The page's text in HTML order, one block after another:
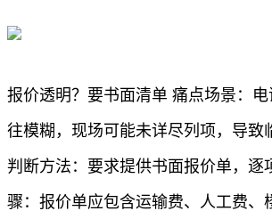
报价透明？要书面清单 痛点场景：
往模糊，现场可能未详尽列项，导致
判断方法：要求提供书面报价单，逐
骤：报价单应包含运输费、人工费、